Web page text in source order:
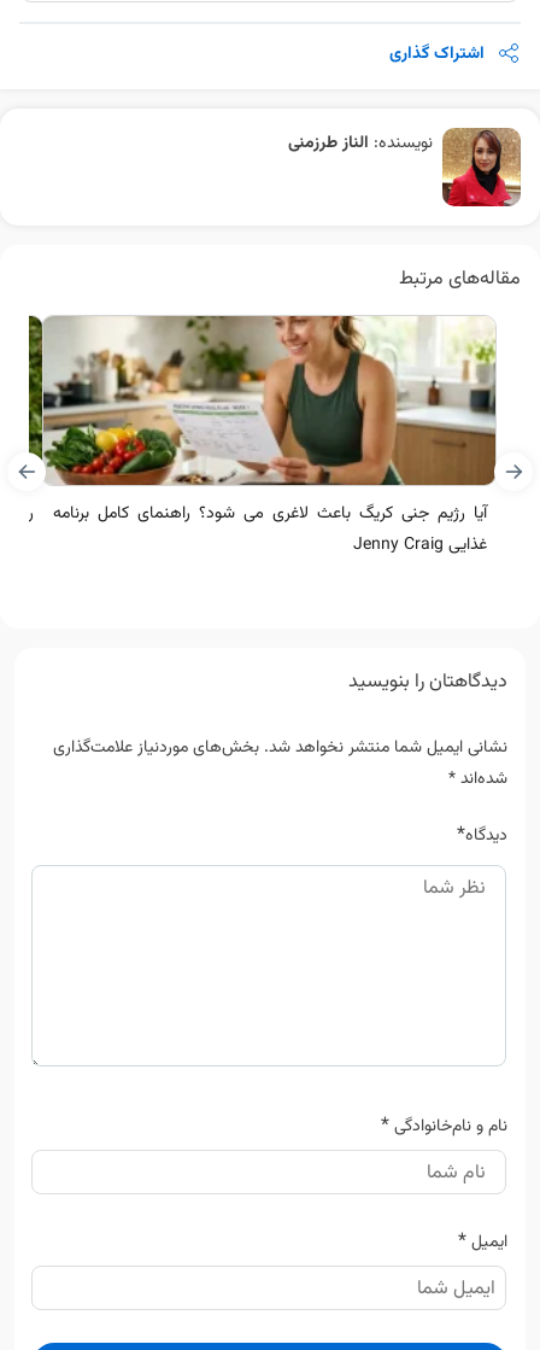
اشتراک گذاری
نویسنده: الناز طرزمنی
مقاله‌های مرتبط
آیا رژیم جنی کریگ باعث لاغری می شود؟ راهنمای کامل برنامه
غذایی Jenny Craig
رژیم
دیدگاهتان را بنویسید
نشانی ایمیل شما منتشر نخواهد شد. بخش‌های موردنیاز علامت‌گذاری
شده‌اند*
دیدگاه*
نام و نام‌خانوادگی*
ایمیل*